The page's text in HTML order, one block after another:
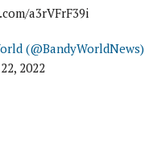
a3rVFrF39i
(@BandyWorldNews)
2022